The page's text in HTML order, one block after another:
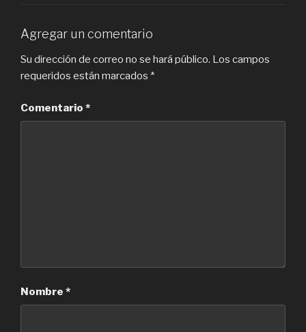
Agregar un comentario
Su dirección de correo no se hará público. Los campos
requeridos están marcados *
Comentario *
Nombre *